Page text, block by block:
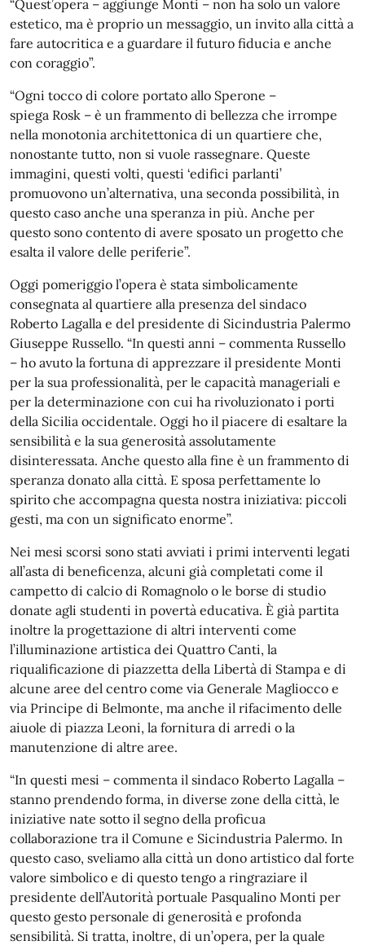
“Quest’opera – aggiunge Monti – non ha solo un valore
estetico, ma è proprio un messaggio, un invito alla città a
fare autocritica e a guardare il futuro fiducia e anche
con coraggio”.
“Ogni tocco di colore portato allo Sperone –
spiega Rosk – è un frammento di bellezza che irrompe
nella monotonia architettonica di un quartiere che,
nonostante tutto, non si vuole rassegnare. Queste
immagini, questi volti, questi ‘edifici parlanti’
promuovono un’alternativa, una seconda possibilità, in
questo caso anche una speranza in più. Anche per
questo sono contento di avere sposato un progetto che
esalta il valore delle periferie”.
Oggi pomeriggio l’opera è stata simbolicamente
consegnata al quartiere alla presenza del sindaco
Roberto Lagalla e del presidente di Sicindustria Palermo
Giuseppe Russello. “In questi anni – commenta Russello
– ho avuto la fortuna di apprezzare il presidente Monti
per la sua professionalità, per le capacità manageriali e
per la determinazione con cui ha rivoluzionato i porti
della Sicilia occidentale. Oggi ho il piacere di esaltare la
sensibilità e la sua generosità assolutamente
disinteressata. Anche questo alla fine è un frammento di
speranza donato alla città. E sposa perfettamente lo
spirito che accompagna questa nostra iniziativa: piccoli
gesti, ma con un significato enorme”.
Nei mesi scorsi sono stati avviati i primi interventi legati
all’asta di beneficenza, alcuni già completati come il
campetto di calcio di Romagnolo o le borse di studio
donate agli studenti in povertà educativa. È già partita
inoltre la progettazione di altri interventi come
l’illuminazione artistica dei Quattro Canti, la
riqualificazione di piazzetta della Libertà di Stampa e di
alcune aree del centro come via Generale Magliocco e
via Principe di Belmonte, ma anche il rifacimento delle
aiuole di piazza Leoni, la fornitura di arredi o la
manutenzione di altre aree.
“In questi mesi – commenta il sindaco Roberto Lagalla –
stanno prendendo forma, in diverse zone della città, le
iniziative nate sotto il segno della proficua
collaborazione tra il Comune e Sicindustria Palermo. In
questo caso, sveliamo alla città un dono artistico dal forte
valore simbolico e di questo tengo a ringraziare il
presidente dell’Autorità portuale Pasqualino Monti per
questo gesto personale di generosità e profonda
sensibilità. Si tratta, inoltre, di un’opera, per la quale